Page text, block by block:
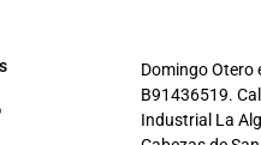
Domingo Otero
B91436519.
Industrial La